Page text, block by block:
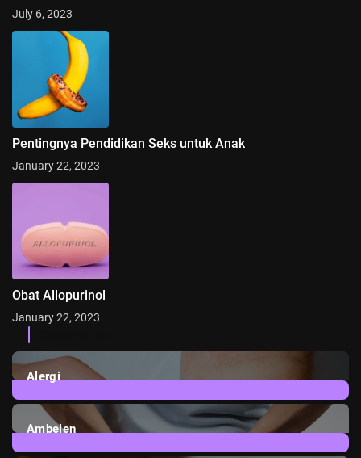
July 6, 2023
Pentingnya Pendidikan Seks untuk Anak
January 22, 2023
Obat Allopurinol
January 22, 2023
Alergi
6Posts
Ambeien